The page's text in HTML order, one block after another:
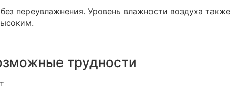
переувлажнения. Уровень влажности воздуха также
трудности